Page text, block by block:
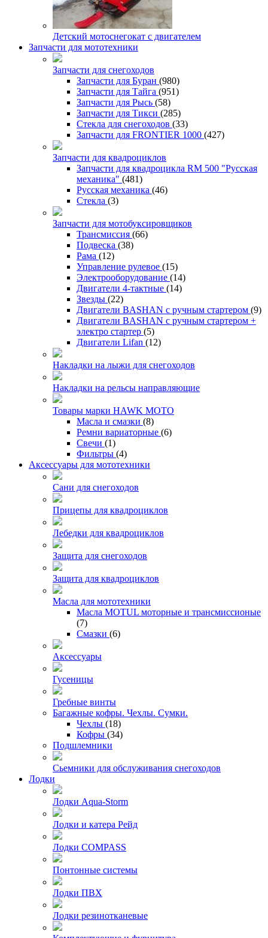
Детский мотоснегокат с двигателем
Запчасти для мототехники
Запчасти для снегоходов
Запчасти для Буран (980)
Запчасти для Тайга (951)
Запчасти для Рысь (58)
Запчасти для Тикси (285)
Стекла для снегоходов (33)
Запчасти для FRONTIER 1000 (427)
Запчасти для квадроциклов
Запчасти для квадроцикла RM 500 "Русская
механика" (481)
Русская механика (46)
Стекла (3)
Запчасти для мотобуксировщиков
Трансмиссия (66)
Подвеска (38)
Рама (12)
Управление рулевое (15)
Электрооборудование (14)
Двигатели 4-тактные (14)
Звезды (22)
Двигатели BASHAN с ручным стартером (9)
Двигатели BASHAN с ручным стартером +
электро стартер (5)
Двигатели Lifan (12)
Накладки на лыжи для снегоходов
Накладки на рельсы направляющие
Товары марки HAWK MOTO
Масла и смазки (8)
Ремни вариаторные (6)
Свечи (1)
Фильтры (4)
Аксессуары для мототехники
Сани для снегоходов
Прицепы для квадроциклов
Лебедки для квадроциклов
Защита для снегоходов
Защита для квадроциклов
Масла для мототехники
Масла MOTUL моторные и трансмиссионые
(7)
Смазки (6)
Аксессуары
Гусеницы
Гребные винты
Багажные кофры. Чехлы. Сумки.
Чехлы (18)
Кофры (34)
Подшлемники
Сьемники для обслуживания снегоходов
Лодки
Лодки Aqua-Storm
Лодки и катера Рейд
Лодки COMPASS
Понтонные системы
Лодки ПВХ
Лодки резинотканевые